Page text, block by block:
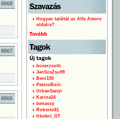
8868
8867
8866
Hogyan találtál az Alfa Amore
oldalra?
boxerzsolti
JanSzaZsu99
Beni159
PateszBoiii
UrbanSanyi
Karina24
benassy
Roberto81
frksferi_GT